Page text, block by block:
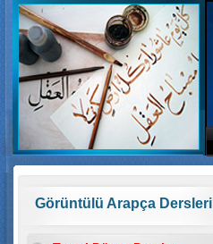
Görüntülü Arapça Dersleri